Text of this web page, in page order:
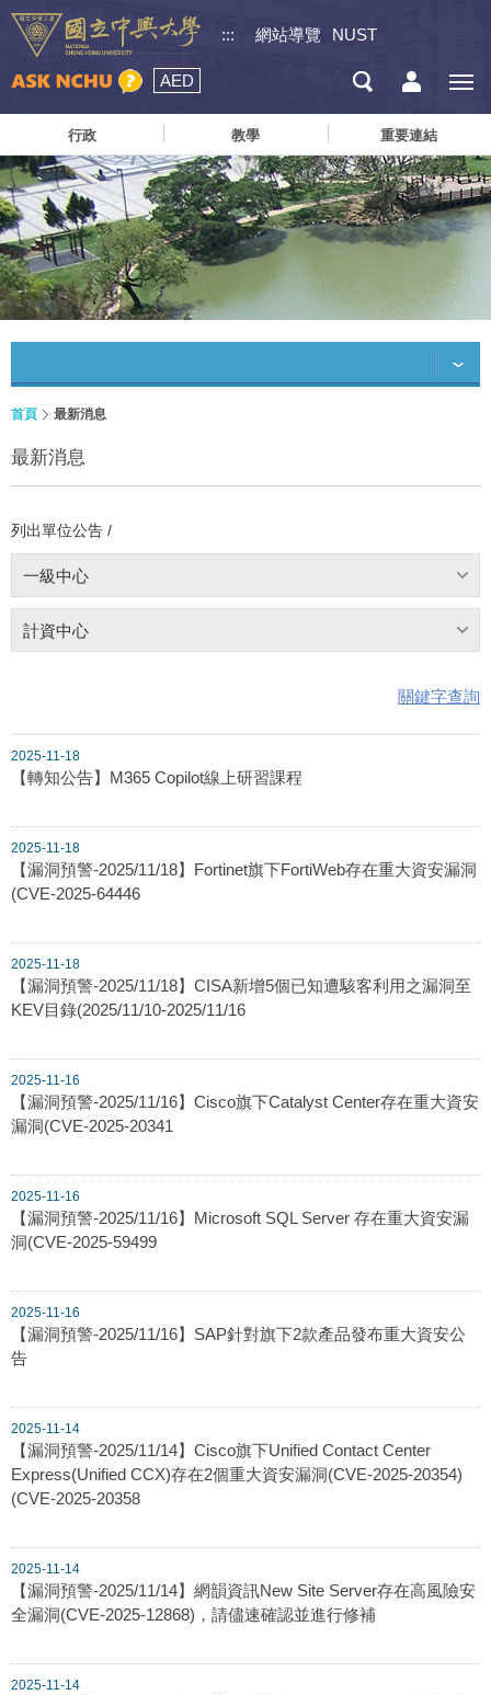
::: 網站導覽 NUST
AED
行政 教學 重要連結
首頁 最新消息
最新消息
列出單位公告 /
一級中心
計資中心
關鍵字查詢
2025-11-18
【轉知公告】M365 Copilot線上研習課程
2025-11-18
【漏洞預警-2025/11/18】Fortinet旗下FortiWeb存在重大資安漏洞
(CVE-2025-64446
2025-11-18
【漏洞預警-2025/11/18】CISA新增5個已知遭駭客利用之漏洞至
KEV目錄(2025/11/10-2025/11/16
2025-11-16
【漏洞預警-2025/11/16】Cisco旗下Catalyst Center存在重大資安
漏洞(CVE-2025-20341
2025-11-16
【漏洞預警-2025/11/16】Microsoft SQL Server 存在重大資安漏
洞(CVE-2025-59499
2025-11-16
【漏洞預警-2025/11/16】SAP針對旗下2款產品發布重大資安公
告
2025-11-14
【漏洞預警-2025/11/14】Cisco旗下Unified Contact Center
Express(Unified CCX)存在2個重大資安漏洞(CVE-2025-20354)
(CVE-2025-20358
2025-11-14
【漏洞預警-2025/11/14】網韻資訊New Site Server存在高風險安
全漏洞(CVE-2025-12868)，請儘速確認並進行修補
2025-11-14